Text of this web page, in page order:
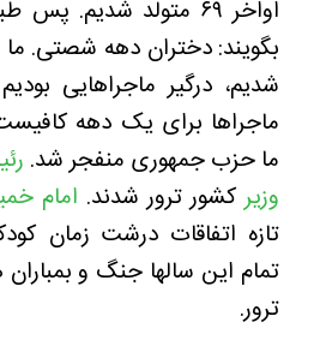
اواخر ۶۹ متولد شدیم.
بگویند: دختران دهه شصتی. ما
شدیم، درگیر ماجراهایی
ماجراها برای یک دهه
ما حزب جمهوری منفجر شد.
وزیرکشور ترور شدند. امام
تازه اتفاقات درشت زمان
تمام این سالها جنگ و
ترور.